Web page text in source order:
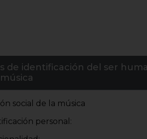
de identificación del ser
social de la música
personal: